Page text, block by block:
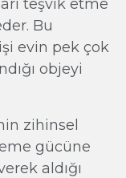
teşvik etme
Bu
evin pek çok
objeyi
zihinsel
gücüne
aldığı